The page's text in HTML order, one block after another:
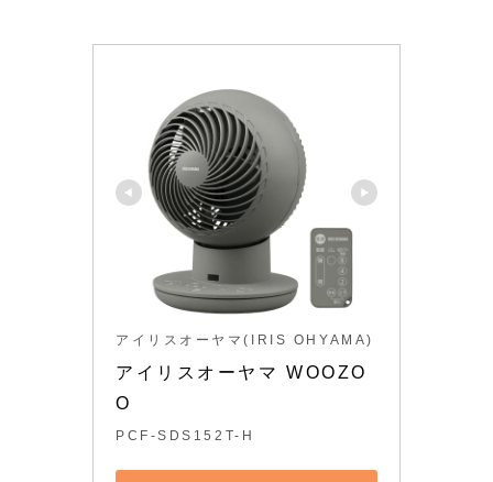
アイリスオーヤマ(IRIS OHYAMA)
アイリスオーヤマ WOOZO
O
PCF-SDS152T-H